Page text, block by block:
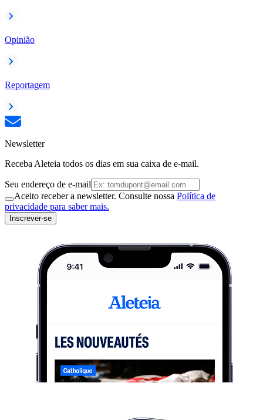
Opinião
Reportagem
Newsletter
Receba Aleteia todos os dias em sua caixa de e-mail.
Seu endereço de e-mail
Aceito receber a newsletter. Consulte nossa Política de
privacidade para saber mais.
Inscrever-se